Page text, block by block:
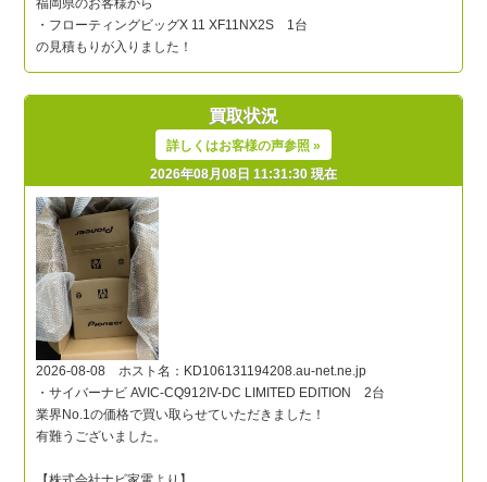
買取状況
詳しくはお客様の声参照 »
2026年08月08日 11:31:30 現在